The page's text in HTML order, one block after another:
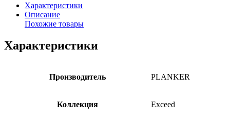
Характеристики
Описание
Похожие товары
Характеристики
Производитель PLANKER
Коллекция Exceed